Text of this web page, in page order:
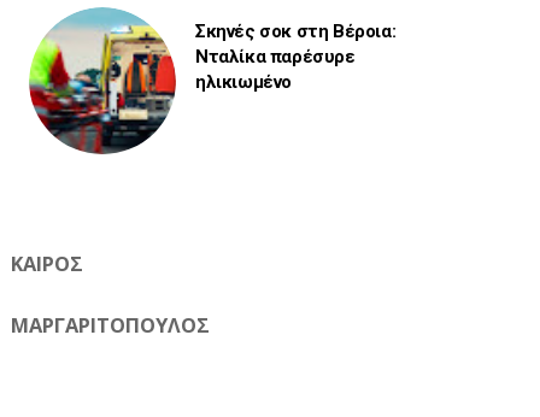
Σκηνές σοκ στη Βέροια:
Νταλίκα παρέσυρε
ηλικιωμένο
ΚΑΙΡΟΣ
ΜΑΡΓΑΡΙΤΟΠΟΥΛΟΣ